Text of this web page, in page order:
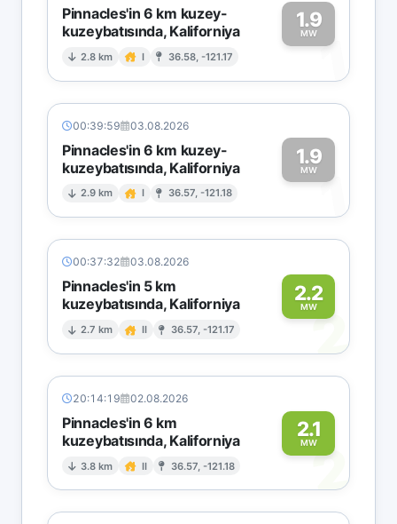
Pinnacles'in 6 km kuzey-
kuzeybatısında, Kaliforniya
2.8 km I 36.58, -121.17
1.9
MW1
00:39:59 03.08.2026
Pinnacles'in 6 km kuzey-
kuzeybatısında, Kaliforniya
2.9 km I 36.57, -121.18
1.9
MW1
00:37:32 03.08.2026
Pinnacles'in 5 km
kuzeybatısında, Kaliforniya
2.7 km II 36.57, -121.17
2.2
MW2
20:14:19 02.08.2026
Pinnacles'in 6 km
kuzeybatısında, Kaliforniya
3.8 km II 36.57, -121.18
2.1
MW2